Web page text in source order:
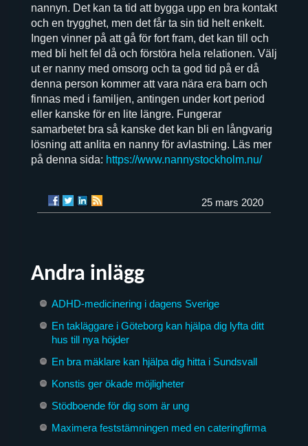
nannyn. Det kan ta tid att bygga upp en bra kontakt
och en trygghet, men det får ta sin tid helt enkelt.
Ingen vinner på att gå för fort fram, det kan till och
med bli helt fel då och förstöra hela relationen. Välj
ut er nanny med omsorg och ta god tid på er då
denna person kommer att vara nära era barn och
finnas med i familjen, antingen under kort period
eller kanske för en lite längre. Fungerar
samarbetet bra så kanske det kan bli en långvarig
lösning att anlita en nanny för avlastning. Läs mer
på denna sida: https://www.nannystockholm.nu/
25 mars 2020
Andra inlägg
ADHD-medicinering i dagens Sverige
En takläggare i Göteborg kan hjälpa dig lyfta ditt
hus till nya höjder
En bra mäklare kan hjälpa dig hitta i Sundsvall
Konstis ger ökade möjligheter
Stödboende för dig som är ung
Maximera feststämningen med en cateringfirma